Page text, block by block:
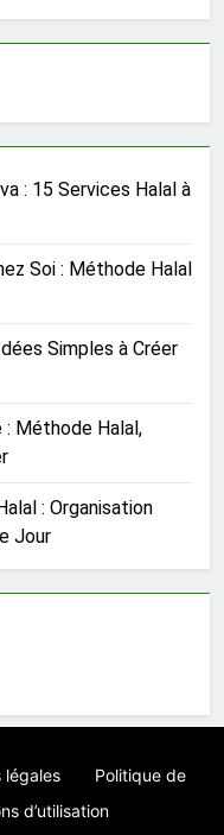
: 15 Services Halal à
Soi : Méthode Halal
Simples à Créer
: Méthode Halal,
: Organisation
Jour
légales
Politique de
d’utilisation